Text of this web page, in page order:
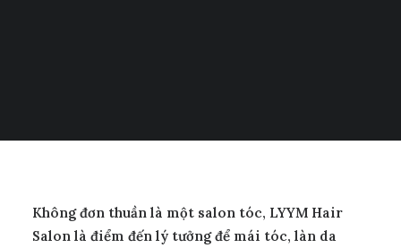
Không đơn thuần là một salon tóc, LYYM Hair
Salon là điểm đến lý tưởng để mái tóc, làn da